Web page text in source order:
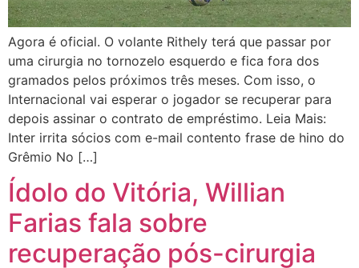
Agora é oficial. O volante Rithely terá que passar por
uma cirurgia no tornozelo esquerdo e fica fora dos
gramados pelos próximos três meses. Com isso, o
Internacional vai esperar o jogador se recuperar para
depois assinar o contrato de empréstimo. Leia Mais:
Inter irrita sócios com e-mail contento frase de hino do
Grêmio No […]
Ídolo do Vitória, Willian
Farias fala sobre
recuperação pós-cirurgia